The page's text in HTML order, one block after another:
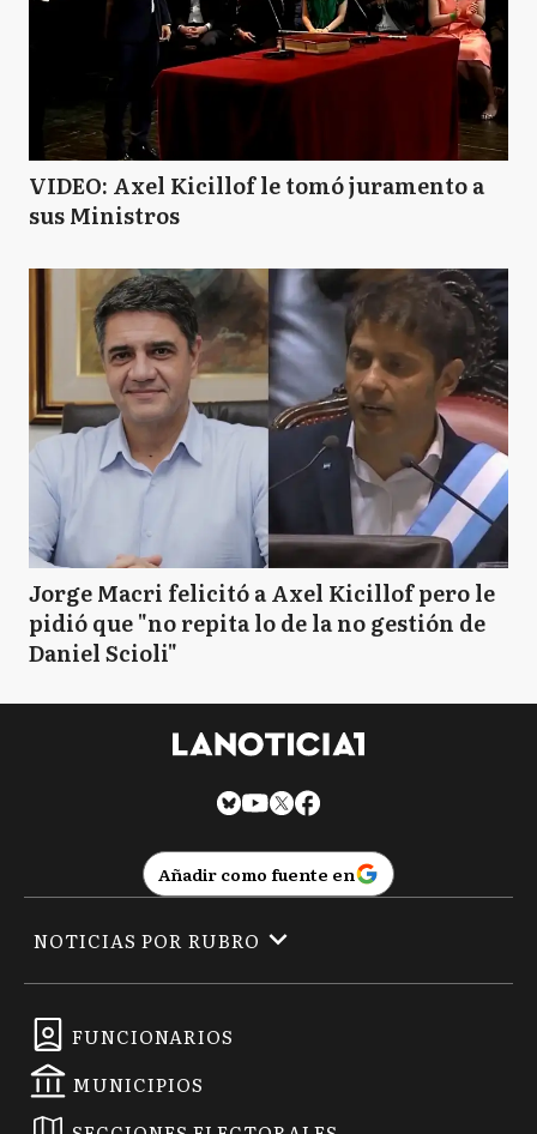
VIDEO: Axel Kicillof le tomó juramento a
sus Ministros
Jorge Macri felicitó a Axel Kicillof pero le
pidió que "no repita lo de la no gestión de
Daniel Scioli"
Añadir como fuente en
FUNCIONARIOS
MUNICIPIOS
NOTICIAS POR RUBRO